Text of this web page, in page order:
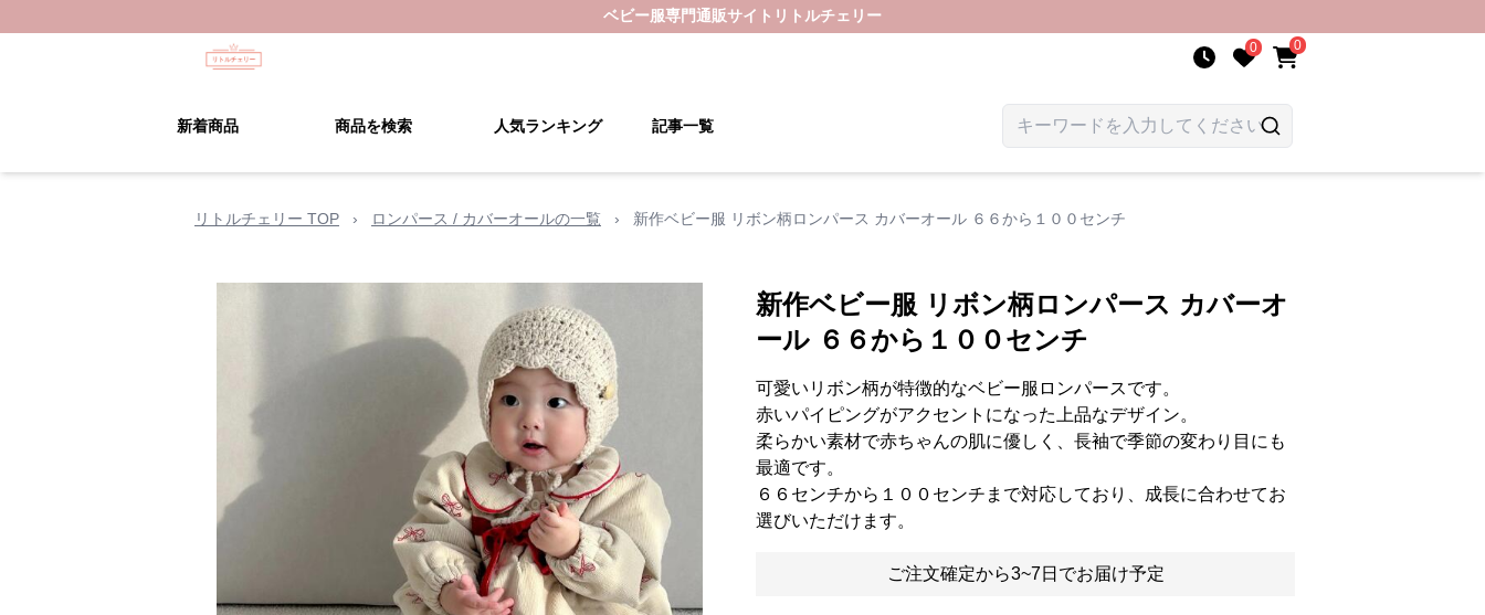
ベビー服専門通販サイト リトルチェリー
0 0
新着商品 商品を検索 人気ランキング 記事一覧
リトルチェリー TOP › ロンパース / カバーオールの一覧 › 新作ベビー服 リボン柄ロンパース カバーオール ６６から１００センチ
新作ベビー服 リボン柄ロンパース カバーオ
ール ６６から１００センチ
可愛いリボン柄が特徴的なベビー服ロンパースです。
赤いパイピングがアクセントになった上品なデザイン。
柔らかい素材で赤ちゃんの肌に優しく、長袖で季節の変わり目にも
最適です。
６６センチから１００センチまで対応しており、成長に合わせてお
選びいただけます。
ご注文確定から3~7日でお届け予定